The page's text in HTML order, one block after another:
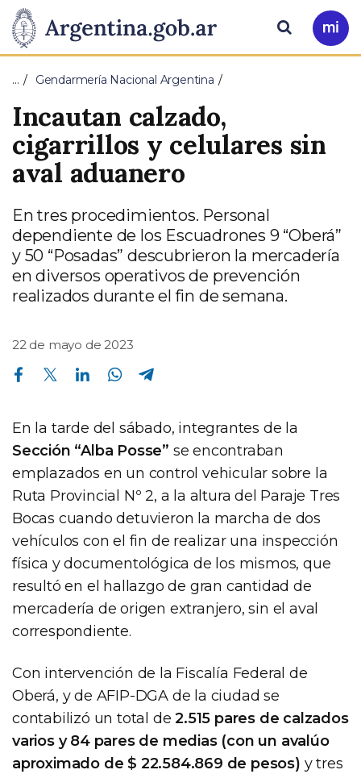
Presidencia
de
la
Nación
Pasar al contenido principal
Ir
a
Buscar
… Gendarmería Nacional Argentina
Incautan calzado,
cigarrillos y celulares sin
aval aduanero
En tres procedimientos. Personal
dependiente de los Escuadrones 9 “Oberá”
y 50 “Posadas” descubrieron la mercadería
en diversos operativos de prevención
realizados durante el fin de semana.
22 de mayo de 2023
Compartir en Facebook Compartir en Twitter Compartir en Linkedin Compartir en Whatsapp
En la tarde del sábado, integrantes de la
Sección “Alba Posse” se encontraban
emplazados en un control vehicular sobre la
Ruta Provincial Nº 2, a la altura del Paraje Tres
Bocas cuando detuvieron la marcha de dos
vehículos con el fin de realizar una inspección
física y documentológica de los mismos, que
resultó en el hallazgo de gran cantidad de
mercadería de origen extranjero, sin el aval
correspondiente.
Con intervención de la Fiscalía Federal de
Oberá, y de AFIP-DGA de la ciudad se
contabilizó un total de2.515 pares de calzados
varios y 84 pares de medias (con un avalúo
aproximado de $ 22.584.869 de pesos) y tres